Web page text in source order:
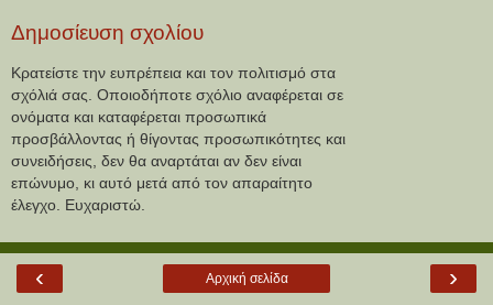
Δημοσίευση σχολίου
Κρατείστε την ευπρέπεια και τον πολιτισμό στα
σχόλιά σας. Οποιοδήποτε σχόλιο αναφέρεται σε
ονόματα και καταφέρεται προσωπικά
προσβάλλοντας ή θίγοντας προσωπικότητες και
συνειδήσεις, δεν θα αναρτάται αν δεν είναι
επώνυμο, κι αυτό μετά από τον απαραίτητο
έλεγχο. Ευχαριστώ.
‹ ›
Αρχική σελίδα